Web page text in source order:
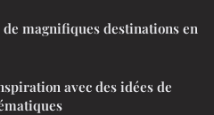
de magnifiques destinations en
avec des idées de